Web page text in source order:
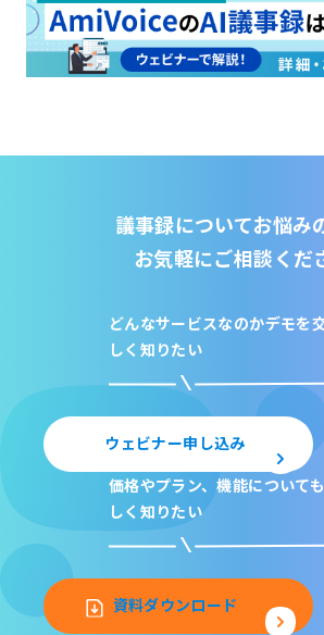
議事録についてお悩み
お気軽にご相談くだ
どんなサービスなのかデモを
しく知りたい
ウェビナー申し込み
価格やプラン、機能について
しく知りたい
資料ダウンロード